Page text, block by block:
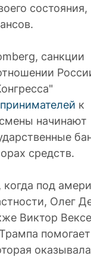
состояния,
санкции
к
начинают
средств.
под
Олег
Виктор
помогает